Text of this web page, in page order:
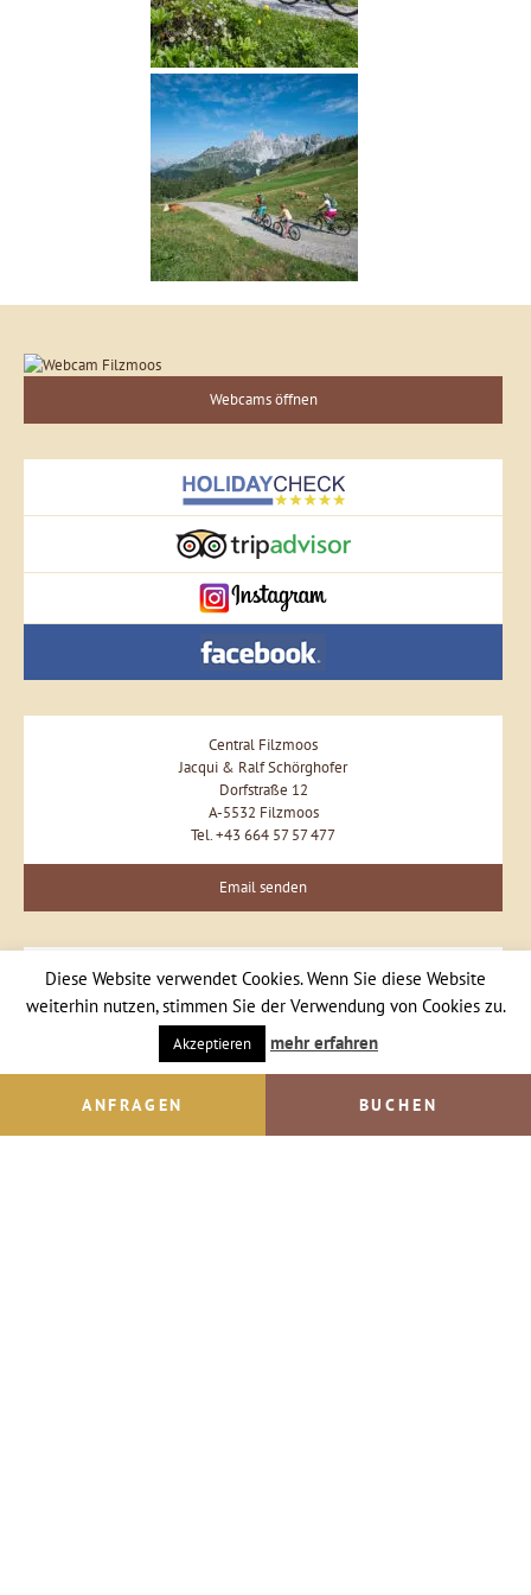
ANFRAGEN BUCHEN
Webcams öffnen
Central Filzmoos
Jacqui & Ralf Schörghofer
Dorfstraße 12
A-5532 Filzmoos
Tel. +43 664 57 57 477
Email senden
Diese Website verwendet Cookies. Wenn Sie diese Website
weiterhin nutzen, stimmen Sie der Verwendung von Cookies zu.
Akzeptieren mehr erfahren